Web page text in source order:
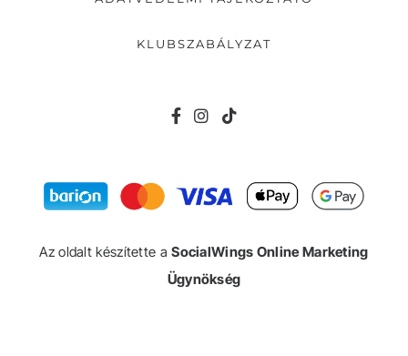
KLUBSZABÁLYZAT
Az oldalt készítette aSocialWings Online Marketing
Ügynökség